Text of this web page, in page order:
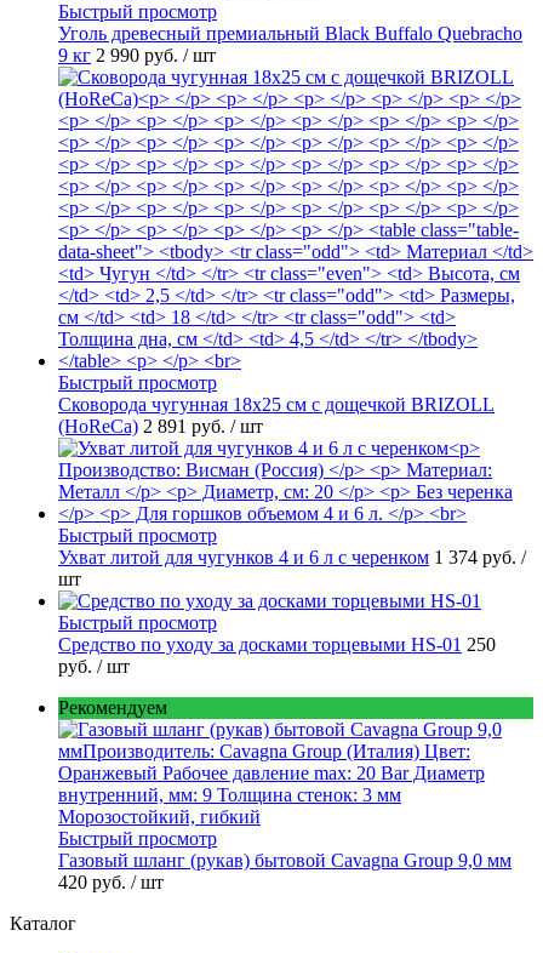
Быстрый просмотр
Уголь древесный премиальный Black Buffalo Quebracho
9 кг 2 990 руб. / шт
Быстрый просмотр
Сковорода чугунная 18х25 см с дощечкой BRIZOLL
(HoReCa) 2 891 руб. / шт
Быстрый просмотр
Ухват литой для чугунков 4 и 6 л с черенком 1 374 руб. /
шт
Быстрый просмотр
Средство по уходу за досками торцевыми HS-01 250
руб. / шт
Рекомендуем
Быстрый просмотр
Газовый шланг (рукав) бытовой Cavagna Group 9,0 мм
420 руб. / шт
Каталог